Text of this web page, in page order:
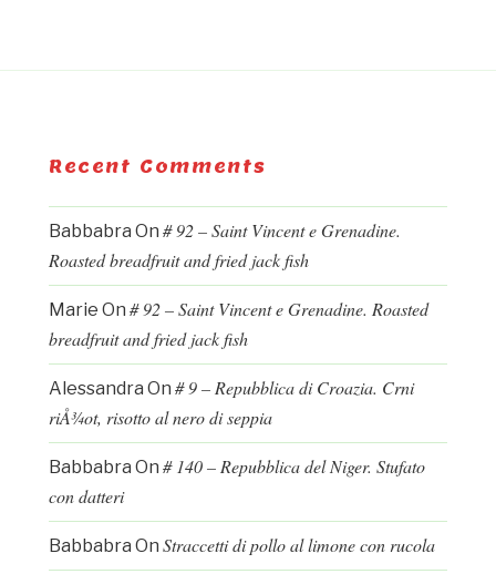
Recent Comments
Babbabra On # 92 – Saint Vincent e Grenadine.
Roasted breadfruit and fried jack fish
Marie On # 92 – Saint Vincent e Grenadine. Roasted
breadfruit and fried jack fish
Alessandra On # 9 – Repubblica di Croazia. Crni
riÅ¾ot, risotto al nero di seppia
Babbabra On # 140 – Repubblica del Niger. Stufato
con datteri
Babbabra On Straccetti di pollo al limone con rucola